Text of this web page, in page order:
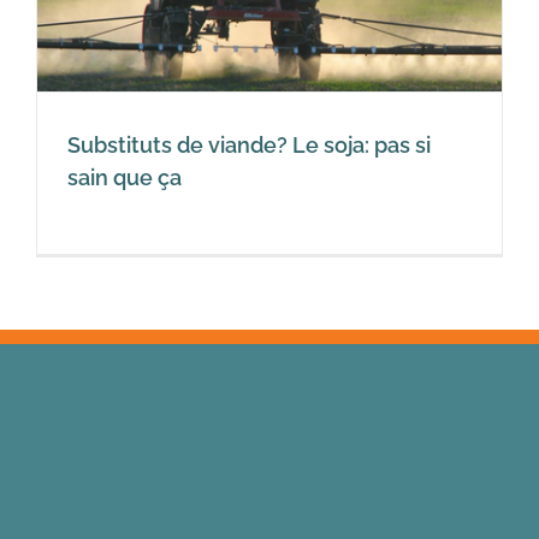
Substituts de viande? Le soja: pas si
sain que ça